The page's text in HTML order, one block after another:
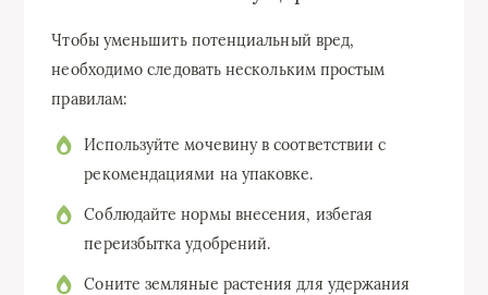
Чтобы уменьшить потенциальный вред,
необходимо следовать нескольким простым
правилам:
Используйте мочевину в соответствии с
рекомендациями на упаковке.
Соблюдайте нормы внесения, избегая
переизбытка удобрений.
Соните земляные растения для удержания